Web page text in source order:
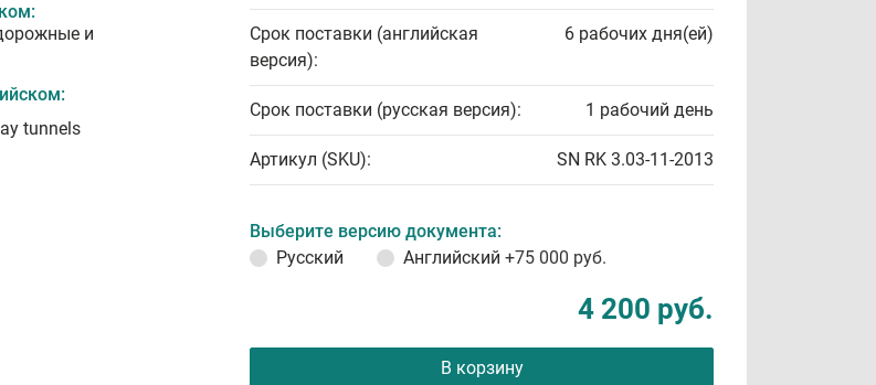
и
tunnels
Срок поставки (английская
версия):
6 рабочих дня(ей)
Срок поставки (русская версия): 1 рабочий день
Артикул (SKU): SN RK 3.03-11-2013
Выберите версию документа:
Русский
Английский +75 000 руб.
4 200 руб.
В корзину